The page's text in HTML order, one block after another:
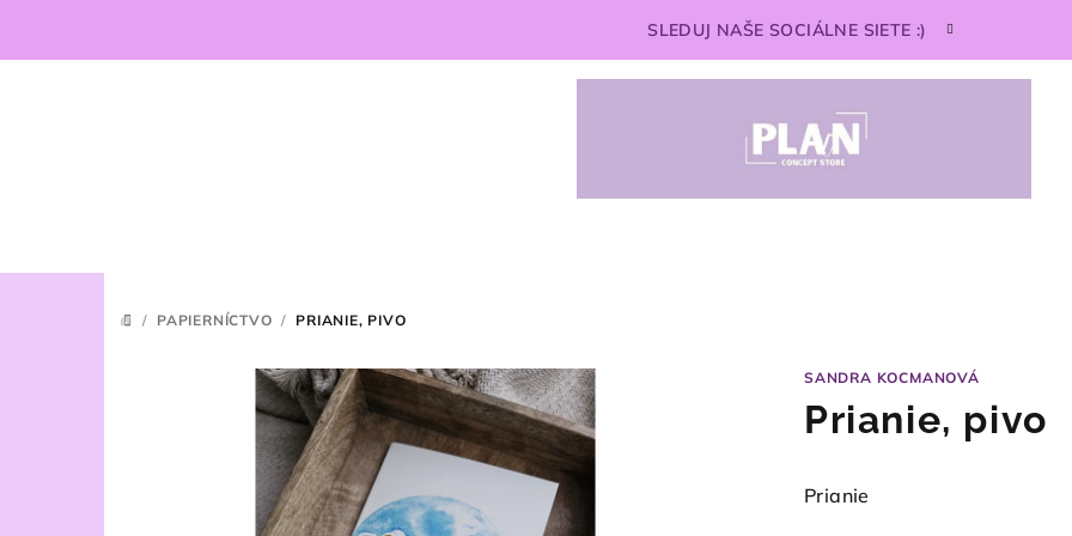
SLEDUJ NAŠE SOCIÁLNE SIETE :)
DOMOV
/ PAPIERNÍCTVO / PRIANIE, PIVO
SANDRA KOCMANOVÁ
Prianie, pivo
Prianie